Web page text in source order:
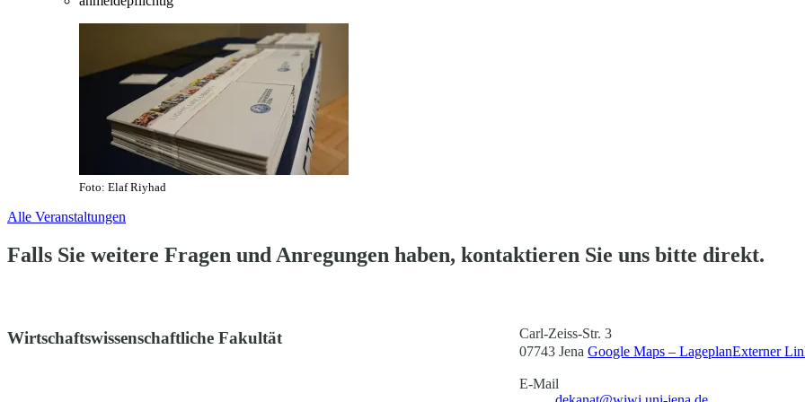
Foto: Elaf Riyhad
Alle Veranstaltungen
Falls Sie weitere Fragen und Anregungen haben, kontaktieren Sie uns bitte direkt.
Wirtschaftswissenschaftliche Fakultät
Carl-Zeiss-Str. 3
07743 JenaGoogle Maps – LageplanExterner
E-Mail